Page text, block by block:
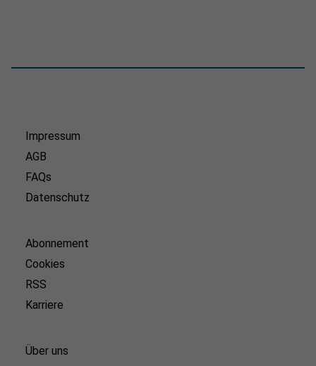
Impressum
AGB
FAQs
Datenschutz
Abonnement
Cookies
RSS
Karriere
Über uns